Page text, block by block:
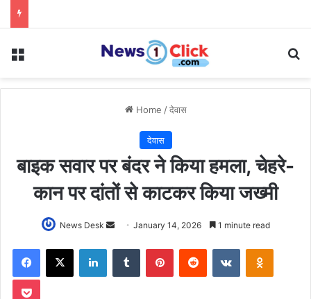
Menu
Home / देवास
देवास
बाइक सवार पर बंदर ने किया हमला, चेहरे-
कान पर दांतों से काटकर किया जख्मी
News Desk
Send
email
January 14, 2026 1 minute read
Facebook
X LinkedInTumblr PinterestReddit VKontakte
Pocket